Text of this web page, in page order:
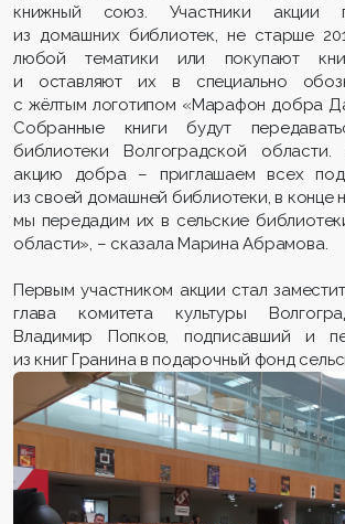
книжный союз. Участники акции
из домашних библиотек, не старше
любой тематики или покупают
и оставляют их в специально
с жёлтым логотипом «Марафон добра
Собранные книги будут
библиотеки Волгоградской
акцию добра – приглашаем всех
из своей домашней библиотеки, в конце
мы передадим их в сельские
области», – сказала Марина Абрамова.
Первым участником акции стал
глава комитета культуры
Владимир Попков, подписавший и
из книг Гранина в подарочный фонд